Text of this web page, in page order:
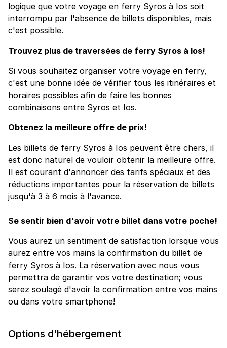
logique que votre voyage en ferry Syros à Ios soit
interrompu par l'absence de billets disponibles, mais
c'est possible.
Trouvez plus de traversées de ferry Syros à Ios!
Si vous souhaitez organiser votre voyage en ferry,
c'est une bonne idée de vérifier tous les itinéraires et
horaires possibles afin de faire les bonnes
combinaisons entre Syros et Ios.
Obtenez la meilleure offre de prix!
Les billets de ferry Syros à Ios peuvent être chers, il
est donc naturel de vouloir obtenir la meilleure offre.
Il est courant d'annoncer des tarifs spéciaux et des
réductions importantes pour la réservation de billets
jusqu'à 3 à 6 mois à l'avance.
Se sentir bien d'avoir votre billet dans votre poche!
Vous aurez un sentiment de satisfaction lorsque vous
aurez entre vos mains la confirmation du billet de
ferry Syros à Ios. La réservation avec nous vous
permettra de garantir vos votre destination; vous
serez soulagé d'avoir la confirmation entre vos mains
ou dans votre smartphone!
Options d'hébergement